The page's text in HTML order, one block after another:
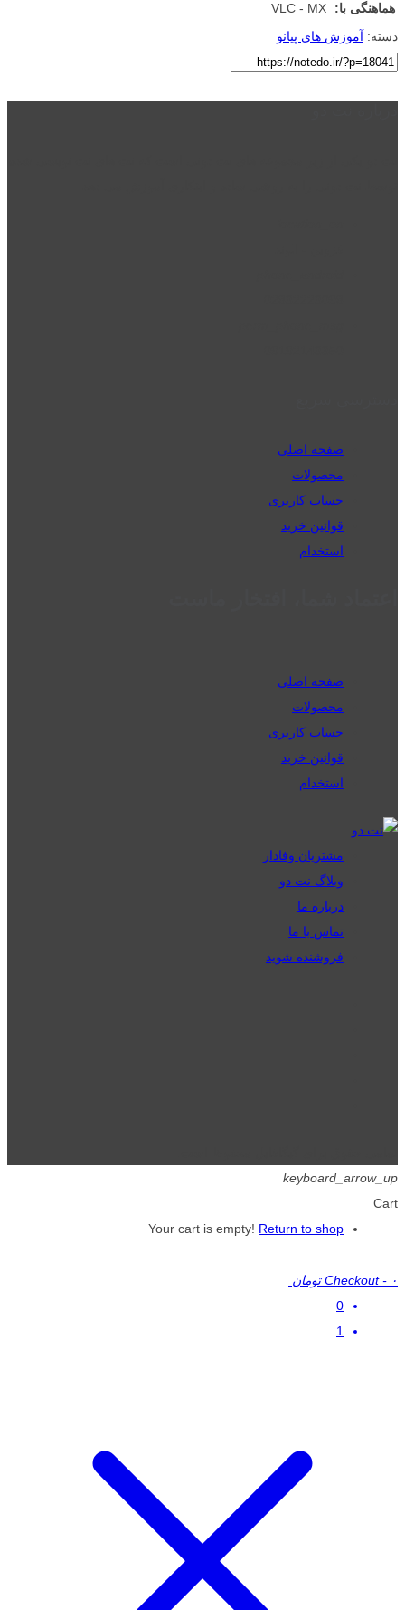
هماهنگی با:
VLC - MX
دسته: آموزش های پیانو
صفحه اصلی
محصولات
حساب کاربری
قوانین خرید
استخدام
صفحه اصلی
محصولات
حساب کاربری
قوانین خرید
استخدام
مشتریان وفادار
وبلاگ نت دو
درباره ما
تماس با ما
فروشنده شوید
keyboard_arrow_up
Cart
Your cart is empty! Return to shop
Checkout - ۰ تومان
0
1